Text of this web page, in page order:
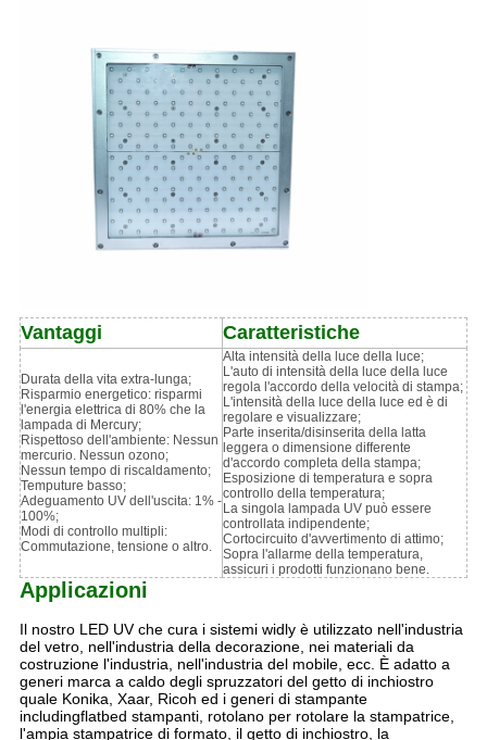
Vantaggi Caratteristiche
Durata della vita extra-lunga;
Risparmio energetico: risparmi
l'energia elettrica di 80% che la
lampada di Mercury;
Rispettoso dell'ambiente: Nessun
mercurio. Nessun ozono;
Nessun tempo di riscaldamento;
Temputure basso;
Adeguamento UV dell'uscita: 1% -
100%;
Modi di controllo multipli:
Commutazione, tensione o altro.
Alta intensità della luce della luce;
L'auto di intensità della luce della luce
regola l'accordo della velocità di stampa;
L'intensità della luce della luce ed è di
regolare e visualizzare;
Parte inserita/disinserita della latta
leggera o dimensione differente
d'accordo completa della stampa;
Esposizione di temperatura e sopra
controllo della temperatura;
La singola lampada UV può essere
controllata indipendente;
Cortocircuito d'avvertimento di attimo;
Sopra l'allarme della temperatura,
assicuri i prodotti funzionano bene.
Applicazioni
Il nostro LED UV che cura i sistemi widly è utilizzato nell'industria
del vetro, nell'industria della decorazione, nei materiali da
costruzione l'industria, nell'industria del mobile, ecc. È adatto a
generi marca a caldo degli spruzzatori del getto di inchiostro
quale Konika, Xaar, Ricoh ed i generi di stampante
includingflatbed stampanti, rotolano per rotolare la stampatrice,
l'ampia stampatrice di formato, il getto di inchiostro, la